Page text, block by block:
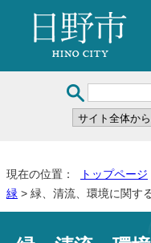
現在の位置： トップページ
緑 > 緑、清流、環境に関す